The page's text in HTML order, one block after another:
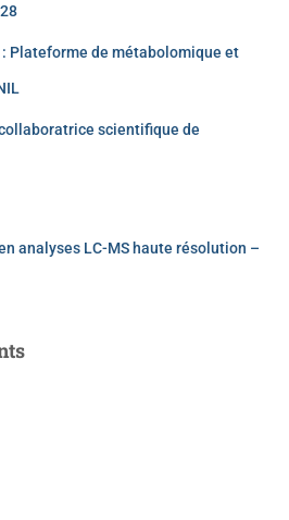
Plateforme de métabolomique et
scientifique de
analyses LC-MS haute résolution –